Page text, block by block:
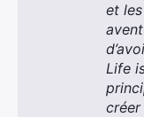
et
Life